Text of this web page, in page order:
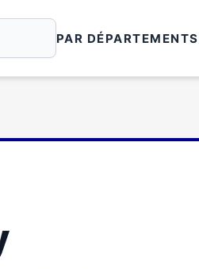
PAR DÉPARTEMENTS